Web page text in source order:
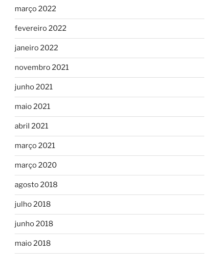
março 2022
fevereiro 2022
janeiro 2022
novembro 2021
junho 2021
maio 2021
abril 2021
março 2021
março 2020
agosto 2018
julho 2018
junho 2018
maio 2018